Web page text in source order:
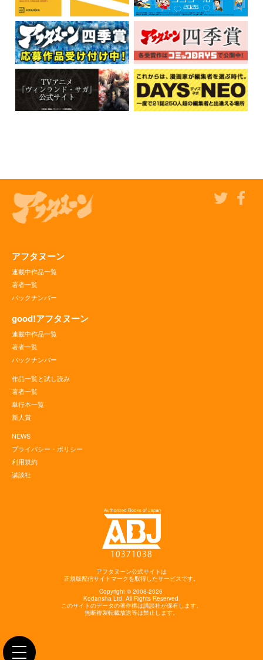
アフタヌーン
連載中作品一覧
著者一覧
バックナンバー
good!アフタヌーン
連載中作品一覧
著者一覧
バックナンバー
作品一覧と試し読み
著者一覧
単行本一覧
新人賞
NEWS
プライバシー・ポリシー
利用規約
講談社
アフタヌーン公式サイトは
正規版配信サイトマークを取得したサービスです。
Copyright © 2008-2026
Kodansha Ltd. All Rights Reserved.
このサイトのデータの著作権は講談社が保有します。
無断複製転載放送等は禁止します。